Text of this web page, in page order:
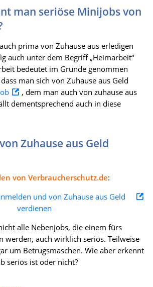
man seriöse Minijobs von
prima von Zuhause aus erledigen
auch unter dem Begriff „Heimarbeit“
bedeutet im Grunde genommen
man sich von Zuhause aus Geld
, dem man auch von zuhause aus
dementsprechend auch in diese
Zuhause aus Geld
von Verbraucherschutz.de:
und von Zuhause aus Geld
verdienen
alle Nebenjobs, die einem fürs
werden, auch wirklich seriös. Teilweise
um Betrugsmaschen. Wie aber erkennt
seriös ist oder nicht?